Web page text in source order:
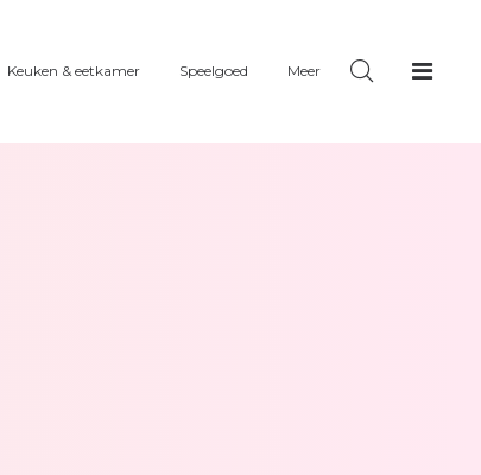
Keuken & eetkamer Speelgoed Meer